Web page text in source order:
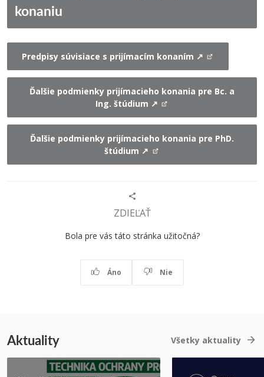
konaniu
Predpisy súvisiace s prijímacím konaním ↗
Ďalšie podmienky prijímacieho konania pre Bc. a
Ing. štúdium ↗
Ďalšie podmienky prijímacieho konania pre PhD.
štúdium ↗
ZDIEĽAŤ
Bola pre vás táto stránka užitočná?
Áno Nie
Aktuality Všetky aktuality